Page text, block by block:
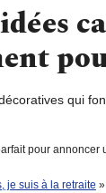
qui
pour annoncer
je suis à la retraite »